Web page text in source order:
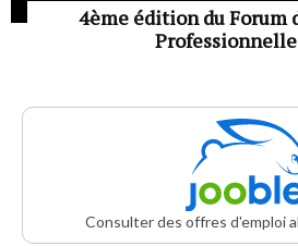
4ème édition du Forum
Professionnelle
Consulter des offres d'emploi